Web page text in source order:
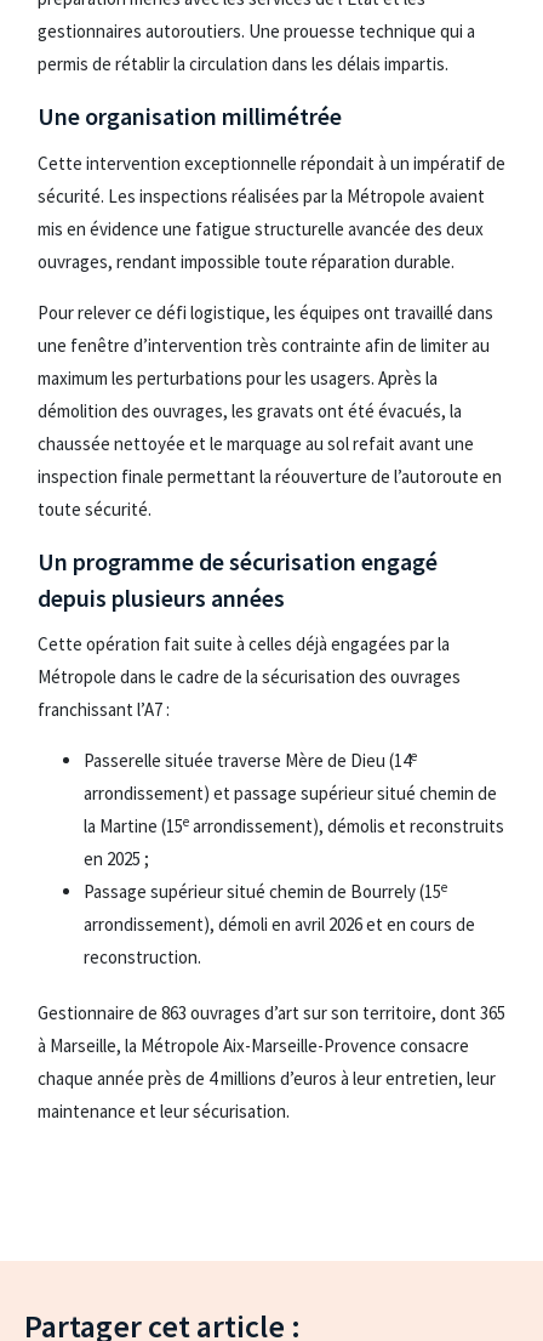
gestionnaires autoroutiers. Une prouesse technique qui a
permis de rétablir la circulation dans les délais impartis.
Une organisation millimétrée
Cette intervention exceptionnelle répondait à un impératif de
sécurité. Les inspections réalisées par la Métropole avaient
mis en évidence une fatigue structurelle avancée des deux
ouvrages, rendant impossible toute réparation durable.
Pour relever ce défi logistique, les équipes ont travaillé dans
une fenêtre d’intervention très contrainte afin de limiter au
maximum les perturbations pour les usagers. Après la
démolition des ouvrages, les gravats ont été évacués, la
chaussée nettoyée et le marquage au sol refait avant une
inspection finale permettant la réouverture de l’autoroute en
toute sécurité.
Un programme de sécurisation engagé
depuis plusieurs années
Cette opération fait suite à celles déjà engagées par la
Métropole dans le cadre de la sécurisation des ouvrages
franchissant l’A7 :
Passerelle située traverse Mère de Dieu (14e
arrondissement) et passage supérieur situé chemin de
la Martine (15e arrondissement), démolis et reconstruits
en 2025 ;
Passage supérieur situé chemin de Bourrely (15e
arrondissement), démoli en avril 2026 et en cours de
reconstruction.
Gestionnaire de 863 ouvrages d’art sur son territoire, dont 365
à Marseille, la Métropole Aix-Marseille-Provence consacre
chaque année près de 4 millions d’euros à leur entretien, leur
maintenance et leur sécurisation.
Partager cet article :